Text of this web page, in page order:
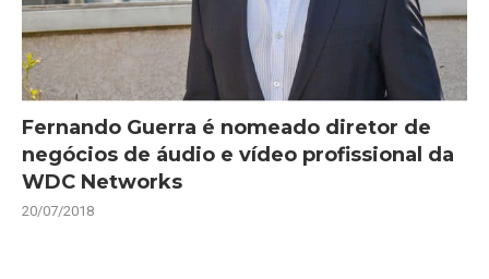
Fernando Guerra é nomeado diretor de
negócios de áudio e vídeo profissional da
WDC Networks
20/07/2018